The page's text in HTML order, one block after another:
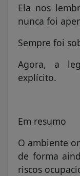
Ela nos
nunca foi
Sempre foi
Agora, a
explícito.
Em resumo
O ambiente
de forma
riscos